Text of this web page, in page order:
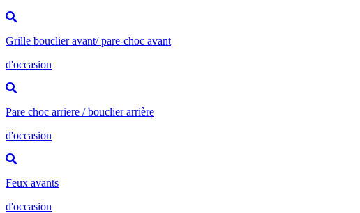
Grille bouclier avant/ pare-choc avant
d'occasion
Pare choc arriere / bouclier arrière
d'occasion
Feux avants
d'occasion